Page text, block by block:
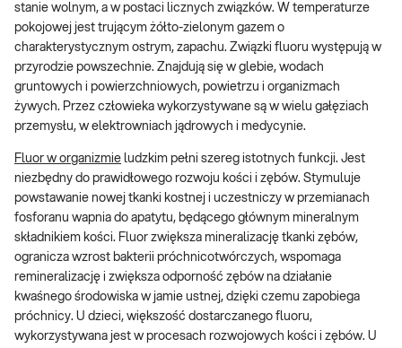
stanie wolnym, a w postaci licznych związków. W temperaturze
pokojowej jest trującym żółto-zielonym gazem o
charakterystycznym ostrym, zapachu. Związki fluoru występują w
przyrodzie powszechnie. Znajdują się w glebie, wodach
gruntowych i powierzchniowych, powietrzu i organizmach
żywych. Przez człowieka wykorzystywane są w wielu gałęziach
przemysłu, w elektrowniach jądrowych i medycynie.
Fluor w organizmie ludzkim pełni szereg istotnych funkcji. Jest
niezbędny do prawidłowego rozwoju kości i zębów. Stymuluje
powstawanie nowej tkanki kostnej i uczestniczy w przemianach
fosforanu wapnia do apatytu, będącego głównym mineralnym
składnikiem kości. Fluor zwiększa mineralizację tkanki zębów,
ogranicza wzrost bakterii próchnicotwórczych, wspomaga
remineralizację i zwiększa odporność zębów na działanie
kwaśnego środowiska w jamie ustnej, dzięki czemu zapobiega
próchnicy. U dzieci, większość dostarczanego fluoru,
wykorzystywana jest w procesach rozwojowych kości i zębów. U